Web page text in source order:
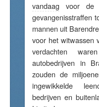
vandaag voor de
gevangenisstraffen
mannen uit
voor het witwassen
verdachten
autobedrijven in
zouden de
ingewikkelde
bedrijven en